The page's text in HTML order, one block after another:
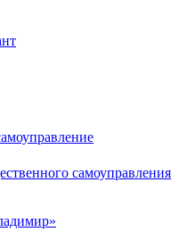
самоуправления